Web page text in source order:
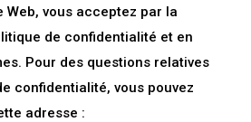
Web, vous acceptez par la
de confidentialité et en
Pour des questions relatives
confidentialité, vous pouvez
adresse :